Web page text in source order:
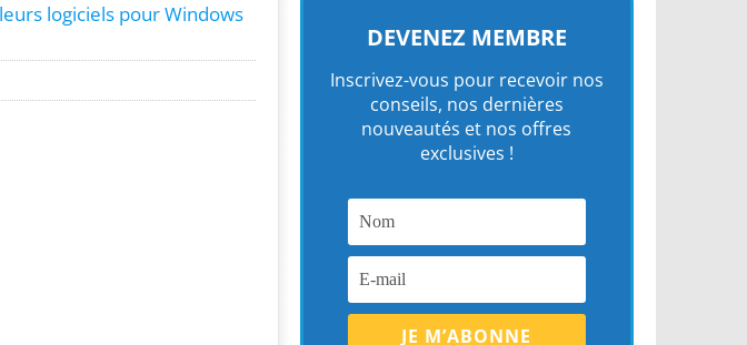
logiciels pour Windows
DEVENEZ MEMBRE
Inscrivez-vous pour recevoir nos
conseils, nos dernières
nouveautés et nos offres
exclusives !